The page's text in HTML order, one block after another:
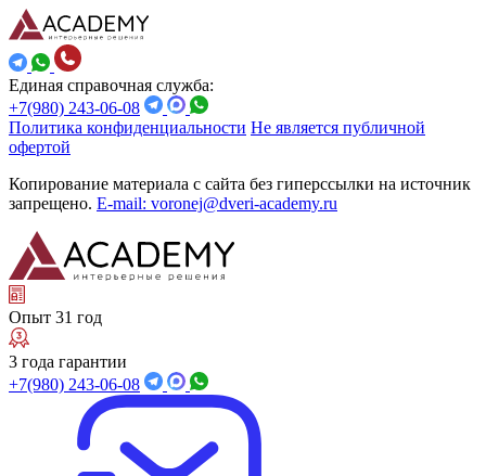
Единая справочная служба:
+7(980) 243-06-08
Политика конфиденциальности Не является публичной
офертой
Копирование материала с сайта без гиперссылки на источник
запрещено. E-mail: voronej@dveri-academy.ru
Опыт 31 год
3 года гарантии
+7(980) 243-06-08